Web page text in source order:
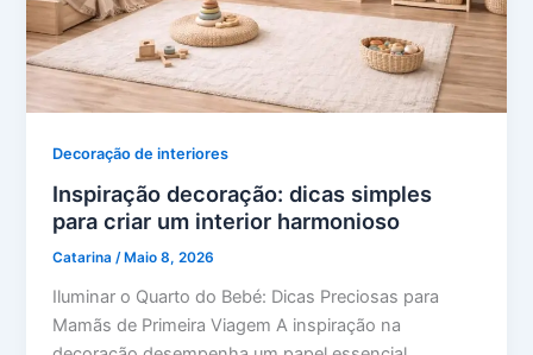
Decoração de interiores
Inspiração decoração: dicas simples
para criar um interior harmonioso
Catarina/ Maio 8, 2026
Iluminar o Quarto do Bebé: Dicas Preciosas para
Mamãs de Primeira Viagem A inspiração na